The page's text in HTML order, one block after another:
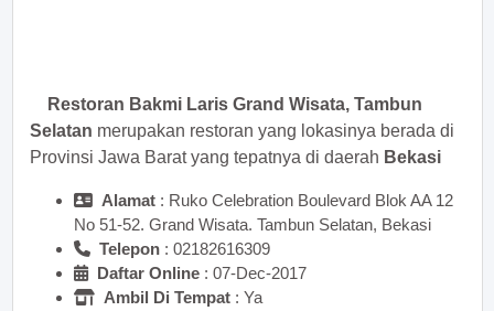
Restoran Bakmi Laris Grand Wisata, Tambun
Selatan merupakan restoran yang lokasinya berada di
Provinsi Jawa Barat yang tepatnya di daerah Bekasi
Alamat : Ruko Celebration Boulevard Blok AA 12
No 51-52. Grand Wisata. Tambun Selatan, Bekasi
Telepon :
Daftar Online : 07-Dec-2017
Ambil Di Tempat : Ya